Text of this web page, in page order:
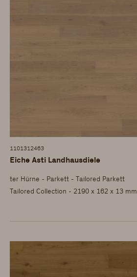
1101312463
Eiche Asti Landhausdiele
ter Hürne - Parkett - Tailored Parkett
Tailored Collection - 2190 x 162 x 13 mm